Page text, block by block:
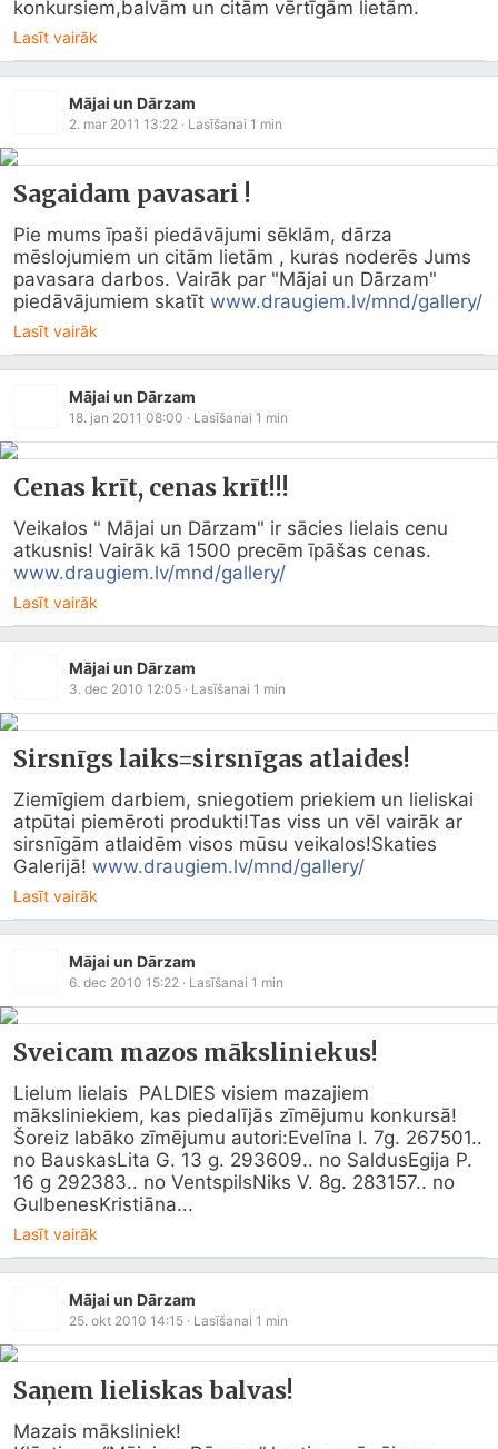
konkursiem,balvām un citām vērtīgām lietām.
Lasīt vairāk
Mājai un Dārzam
2. mar 2011 13:22 · Lasīšanai 1 min
Sagaidam pavasari !
Pie mums īpaši piedāvājumi sēklām, dārza
mēslojumiem un citām lietām , kuras noderēs Jums
pavasara darbos. Vairāk par "Mājai un Dārzam"
piedāvājumiem skatīt www.draugiem.lv/mnd/gallery/
Lasīt vairāk
Mājai un Dārzam
18. jan 2011 08:00 · Lasīšanai 1 min
Cenas krīt, cenas krīt!!!
Veikalos " Mājai un Dārzam" ir sācies lielais cenu
www.draugiem.lv/mnd/gallery/
Lasīt vairāk
Mājai un Dārzam
3. dec 2010 12:05 · Lasīšanai 1 min
Sirsnīgs laiks=sirsnīgas atlaides!
Ziemīgiem darbiem, sniegotiem priekiem un lieliskai
atpūtai piemēroti produkti!Tas viss un vēl vairāk ar
sirsnīgām atlaidēm visos mūsu veikalos!Skaties
Galerijā! www.draugiem.lv/mnd/gallery/
Lasīt vairāk
Mājai un Dārzam
6. dec 2010 15:22 · Lasīšanai 1 min
Sveicam mazos māksliniekus!
Lielum lielais  PALDIES visiem mazajiem
māksliniekiem, kas piedalījās zīmējumu konkursā!
Šoreiz labāko zīmējumu autori:Evelīna I. 7g. 267501..
no BauskasLita G. 13 g. 293609.. no SaldusEgija P.
16 g 292383.. no VentspilsNiks V. 8g. 283157.. no
GulbenesKristiāna...
Lasīt vairāk
Mājai un Dārzam
25. okt 2010 14:15 · Lasīšanai 1 min
Saņem lieliskas balvas!
Mazais māksliniek!